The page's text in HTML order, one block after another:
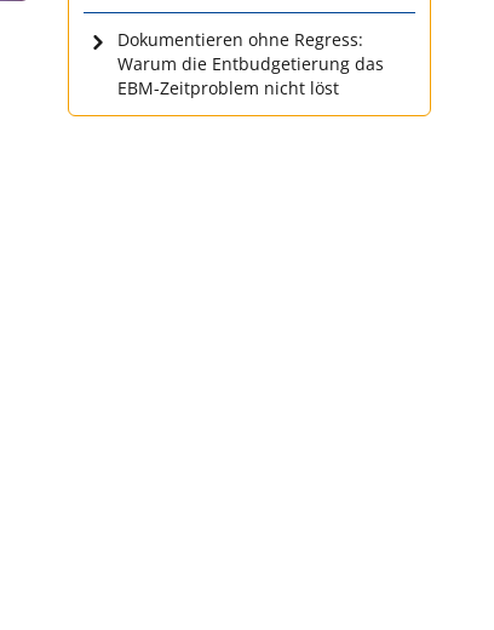
Dokumentieren ohne Regress:
Warum die Entbudgetierung das
EBM-Zeitproblem nicht löst